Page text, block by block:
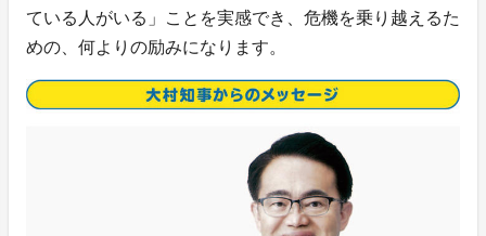
ている人がいる」ことを実感でき、危機を乗り越えるた
めの、何よりの励みになります。